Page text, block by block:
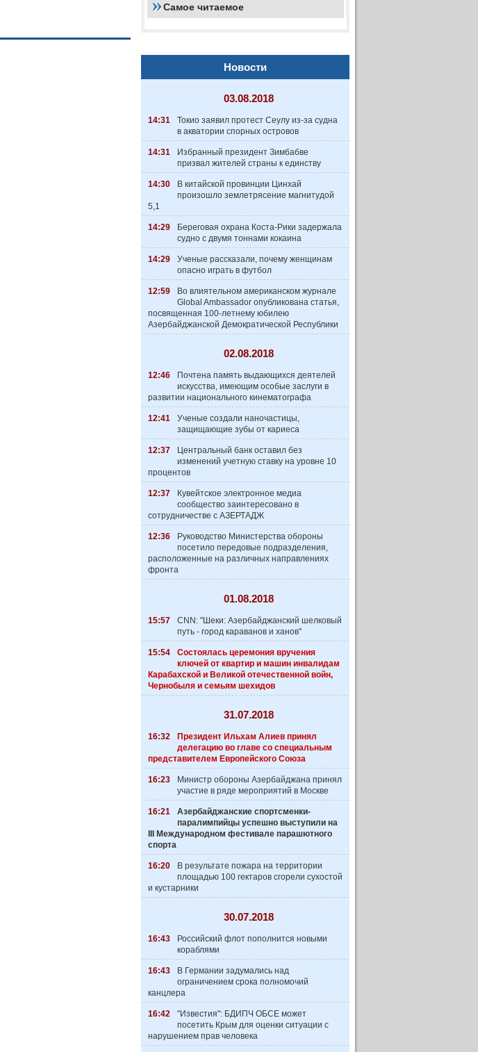
Самое читаемое
Новости
03.08.2018
14:31
Токио заявил протест Сеулу из-за судна
в акватории спорных островов
14:31
Избранный президент Зимбабве
призвал жителей страны к единству
14:30
В китайской провинции Цинхай
произошло землетрясение магнитудой
5,1
14:29
Береговая охрана Коста-Рики задержала
судно с двумя тоннами кокаина
14:29
Ученые рассказали, почему женщинам
опасно играть в футбол
12:59
Во влиятельном американском журнале
Global Ambassador опубликована статья,
посвященная 100-летнему юбилею
Азербайджанской Демократической Республики
02.08.2018
12:46
Почтена память выдающихся деятелей
искусства, имеющим особые заслуги в
развитии национального кинематографа
12:41
Ученые создали наночастицы,
защищающие зубы от кариеса
12:37
Центральный банк оставил без
изменений учетную ставку на уровне 10
процентов
12:37
Кувейтское электронное медиа
сообщество заинтеpесовано в
сотрудничестве с АЗЕРТАДЖ
12:36
Руководство Министерства обороны
посетило передовые подразделения,
расположенные на различных направлениях
фронта
01.08.2018
15:57
CNN: "Шеки: Азербайджанский шелковый
путь - город караванов и ханов"
15:54
Состоялась церемония вручения
ключей от квартир и машин инвалидам
Карабахской и Великой отечественной войн,
Чернобыля и семьям шехидов
31.07.2018
16:32
Президент Ильхам Алиев принял
делегацию во главе со специальным
представителем Европейского Союза
16:23
Министр обороны Азербайджана принял
участие в ряде мероприятий в Москве
16:21
Азербайджанские спортсменки-
паралимпийцы успешно выступили на
III Международном фестивале парашютного
спорта
16:20
В результате пожара на территории
площадью 100 гектаров сгорели сухостой
и кустарники
30.07.2018
16:43
Российский флот пополнится новыми
кораблями
16:43
В Германии задумались над
ограничением срока полномочий
канцлера
16:42
"Известия": БДИПЧ ОБСЕ может
посетить Крым для оценки ситуации с
нарушением прав человека